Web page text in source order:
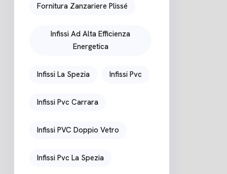
Fornitura Zanzariere Plissé
Infissi Ad Alta Efficienza
Energetica
Infissi La Spezia Infissi Pvc
Infissi Pvc Carrara
Infissi PVC Doppio Vetro
Infissi Pvc La Spezia